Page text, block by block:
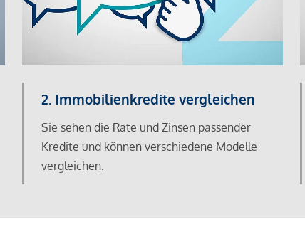
2. Immobilienkredite vergleichen
Sie sehen die Rate und Zinsen passender
Kredite und können verschiedene Modelle
vergleichen.